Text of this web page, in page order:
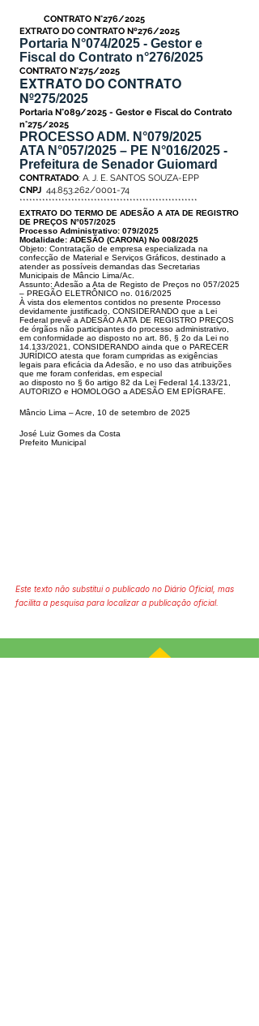
CONTRATO N°276/2025
EXTRATO DO CONTRATO Nº276/2025
Portaria N°074/2025 - Gestor e
Fiscal do Contrato n°276/2025
CONTRATO N°275/2025
EXTRATO DO CONTRATO
Nº275/2025
Portaria N°089/2025 - Gestor e Fiscal do Contrato
n°275/2025
PROCESSO ADM. N°079/2025
ATA N°057/2025 – PE N°016/2025 -
Prefeitura de Senador Guiomard
CONTRATADO: A. J. E. SANTOS SOUZA-EPP
CNPJ 44.853.262/0001-74
*******************************************************
EXTRATO DO TERMO DE ADESÃO A ATA DE REGISTRO
DE PREÇOS N°057/2025
Processo Administrativo: 079/2025
Modalidade: ADESÃO (CARONA) No 008/2025
Objeto: Contratação de empresa especializada na
confecção de Material e Serviços Gráficos, destinado a
atender as possíveis demandas das Secretarias
Municipais de Mâncio Lima/Ac.
Assunto: Adesão a Ata de Registo de Preços no 057/2025
– PREGÃO ELETRÔNICO no. 016/2025
À vista dos elementos contidos no presente Processo
devidamente justificado, CONSIDERANDO que a Lei
Federal prevê a ADESÃO A ATA DE REGISTRO PREÇOS
de órgãos não participantes do processo administrativo,
em conformidade ao disposto no art. 86, § 2o da Lei no
14.133/2021, CONSIDERANDO ainda que o PARECER
JURÍDICO atesta que foram cumpridas as exigências
legais para eficácia da Adesão, e no uso das atribuições
que me foram conferidas, em especial
ao disposto no § 6o artigo 82 da Lei Federal 14.133/21,
AUTORIZO e HOMOLOGO a ADESÃO EM EPÍGRAFE.
Mâncio Lima – Acre, 10 de setembro de 2025
José Luiz Gomes da Costa
Prefeito Municipal
Este texto não substitui o publicado no Diário Oficial, mas
facilita a pesquisa para localizar a publicação oficial.